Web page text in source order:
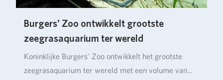
Burgers' Zoo ontwikkelt grootste
zeegrasaquarium ter wereld
Koninklijke Burgers’ Zoo ontwikkelt het grootste
zeegrasaquarium ter wereld met een volume van